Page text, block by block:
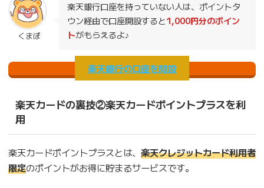
くまぽ
楽天銀行口座を持っていない人は、ポイントタ
ウン経由で口座開設すると1,000円分のポイン
トがもらえるよ♪
楽天銀行の口座を開設
楽天カードの裏技②楽天カードポイントプラスを利
用
楽天カードポイントプラスとは、 楽天クレジットカード利用者
限定のポイントがお得に貯まるサービスです。